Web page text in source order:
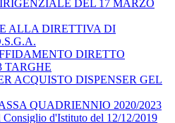
DEL 17 MARZO
ALLA DIRETTIVA DI
DIRETTO
TARGHE
ACQUISTO DISPENSER GEL
QUADRIENNIO 2020/2023
Consiglio d'Istituto del 12/12/2019